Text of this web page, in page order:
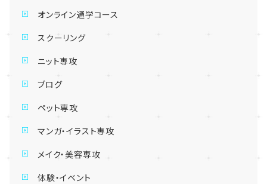
オンライン通学コース
スクーリング
ニット専攻
ブログ
ペット専攻
マンガ・イラスト専攻
メイク・美容専攻
体験・イベント